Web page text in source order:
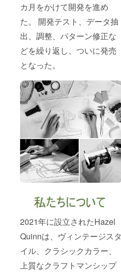
カ月をかけて開発を進め
た。 開発テスト、データ抽
出、調整、パターン修正な
どを繰り返し、ついに発売
となった。
2021年に設立されたHazel
Quinnは、ヴィンテージスタ
イル、クラシックカラー、
上質なクラフトマンシップ